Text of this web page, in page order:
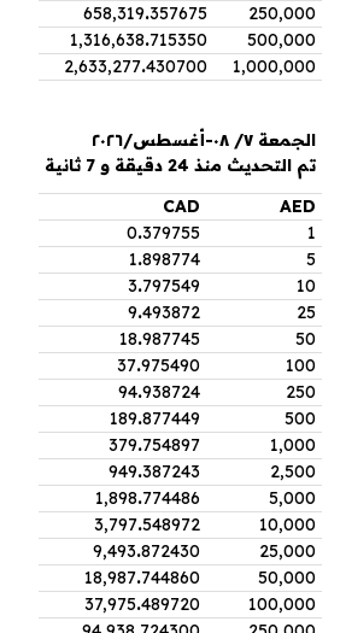
250,000
658,319.357675
500,000
1,316,638.715350
1,000,000
2,633,277.430700
الجمعة ٧/ ٠٨-أغسطس/٢٠٢٦
تم التحديث منذ 24 دقيقة و 7 ثانية
AED
CAD
1
0.379755
5
1.898774
10
3.797549
25
9.493872
50
18.987745
100
37.975490
250
94.938724
500
189.877449
1,000
379.754897
2,500
949.387243
5,000
1,898.774486
10,000
3,797.548972
25,000
9,493.872430
50,000
18,987.744860
100,000
37,975.489720